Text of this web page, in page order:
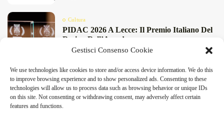
Gestisci Consenso Cookie
We use technologies like cookies to store and/or access device information. We do this
to improve browsing experience and to show personalized ads. Consenting to these
technologies will allow us to process data such as browsing behavior or unique IDs
on this site. Not consenting or withdrawing consent, may adversely affect certain
features and functions.
DeFinibus 2026 © All rights reserved | Magazine Online
Cultura
PIDAC 2026 A Lecce: Il Premio Italiano Del
Design Dell’Arredo...
Aprile 10, 2026 9 Min
Workshop Di Dizione E Lettura Con Michela
Leopizzi Ad Alessano:...